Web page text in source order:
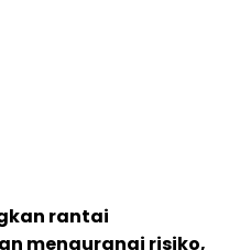
rantai
mengurangi risiko,